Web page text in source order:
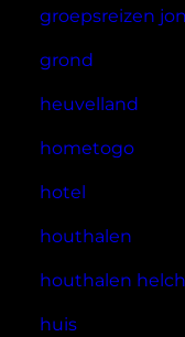
groepsreizen
grond
heuvelland
hometogo
hotel
houthalen
houthalen
huis